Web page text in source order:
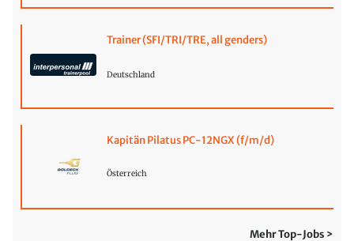
Trainer (SFI/TRI/TRE, all genders)
Deutschland
Kapitän Pilatus PC-12NGX (f/m/d)
Österreich
Mehr Top-Jobs >